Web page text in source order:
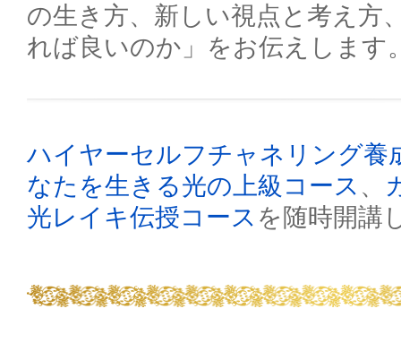
の生き方、新しい視点と考え方
れば良いのか」をお伝えします
ハイヤーセルフチャネリング養
なたを生きる光の上級コース 、
光レイキ伝授コース を随時開講